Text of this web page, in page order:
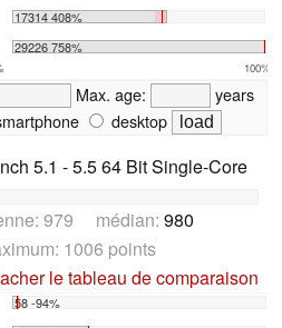
17314 408%
29226 758%
100%
Max. age:
years
desktop
5.1 - 5.5 64 Bit Single-Core
979 médian: 980
1006 points
le tableau de comparaison
58 -94%